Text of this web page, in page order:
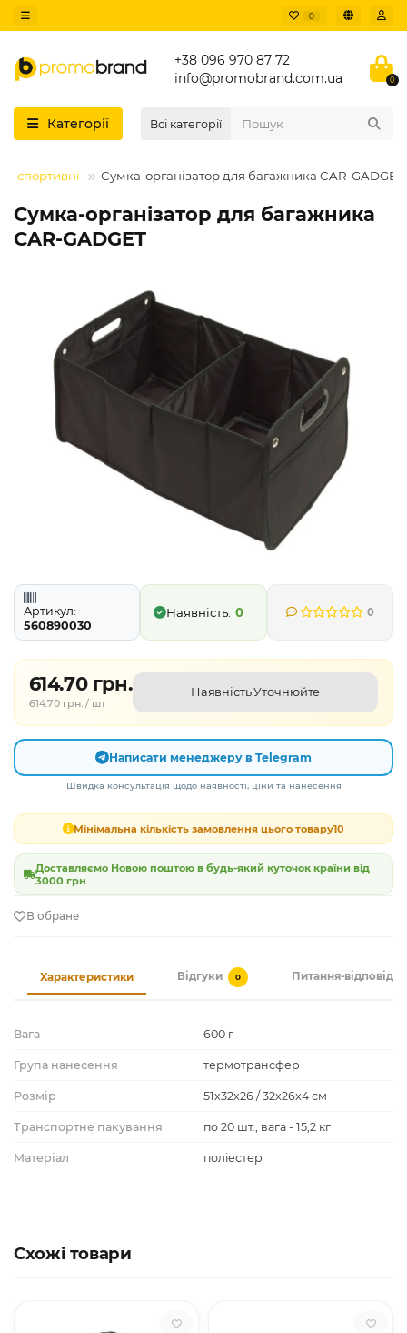
0
+38 096 970 87 72
info@promobrand.com.ua
0
Категорії Всі категорії
спортивні Сумка-організатор для багажника CAR-GADGET
Сумка-організатор для багажника
CAR-GADGET
Артикул:
560890030
0 0
614.70 грн.
614.70 грн. / шт
Наявність Уточнюйте
Написати менеджеру в Telegram
Швидка консультація щодо наявності, ціни та нанесення
Мінімальна кількість замовлення цього товару10
Доставляємо Новою поштою в будь-який куточок країни від
3000 грн
В обране
Характеристики Відгуки 0 Питання-відповідь
Вага 600 г
Група нанесення термотрансфер
Розмір 51x32x26 / 32x26x4 см
Транспортне пакування по 20 шт., вага - 15,2 кг
Матеріал поліестер
Схожі товари